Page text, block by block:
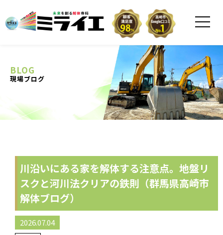
BLOG
現場ブログ
川沿いにある家を解体する注意点。地盤リ
スクと河川法クリアの鉄則（群馬県高崎市
解体ブログ）
2026.07.04